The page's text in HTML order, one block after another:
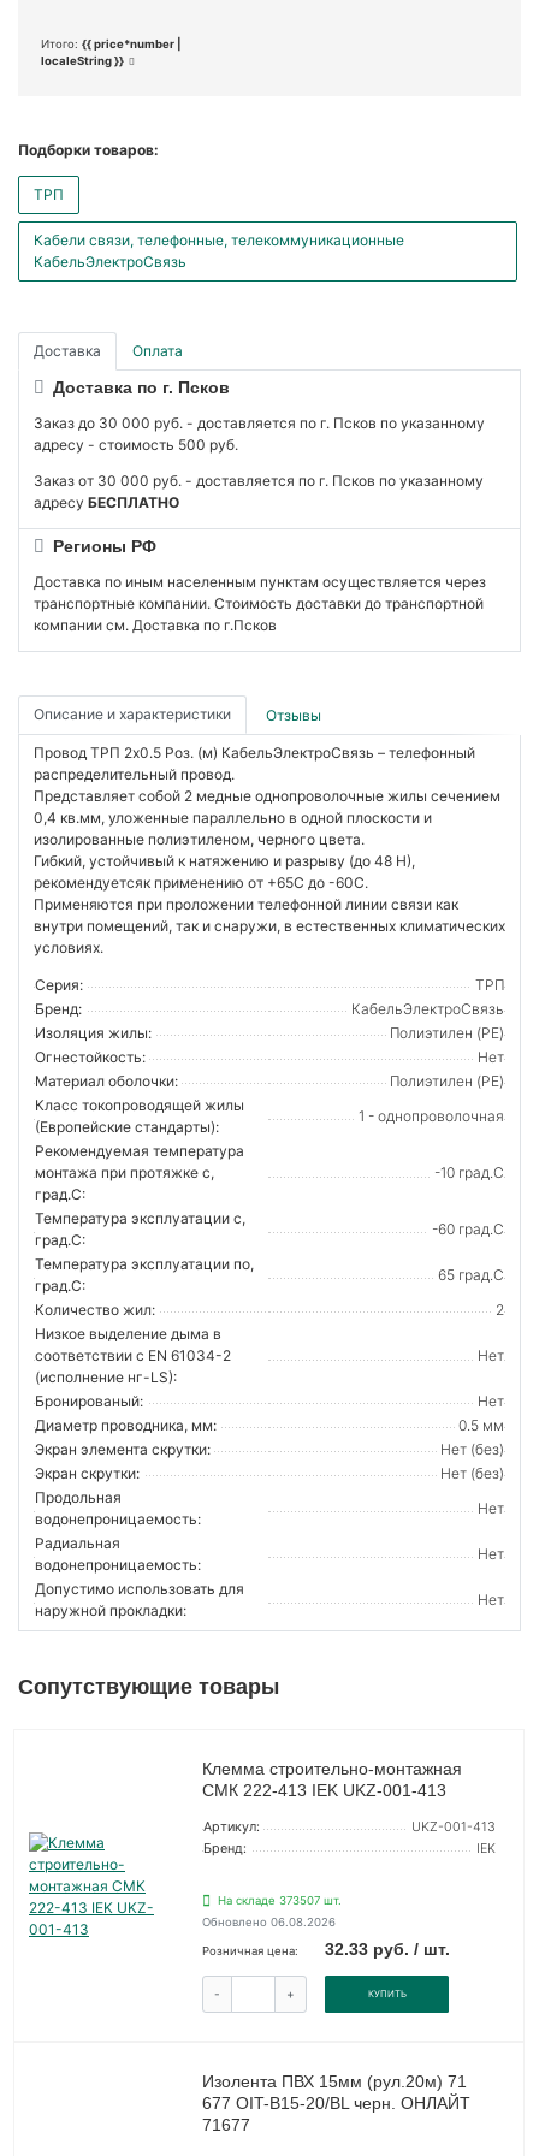
Итого: {{ price*number |
localeString }}
Подборки товаров:
ТРП
Кабели связи, телефонные, телекоммуникационные
КабельЭлектроСвязь
Доставка Оплата
Доставка по г. Псков
Заказ до 30 000 руб. - доставляется по г. Псков по указанному
адресу - стоимость 500 руб.
Заказ от 30 000 руб. - доставляется по г. Псков по указанному
адресу БЕСПЛАТНО
Регионы РФ
Доставка по иным населенным пунктам осуществляется через
транспортные компании. Стоимость доставки до транспортной
компании см. Доставка по г.Псков
Описание и характеристики Отзывы
Провод ТРП 2х0.5 Роз. (м) КабельЭлектроСвязь – телефонный
распределительный провод.
Представляет собой 2 медные однопроволочные жилы сечением
0,4 кв.мм, уложенные параллельно в одной плоскости и
изолированные полиэтиленом, черного цвета.
Гибкий, устойчивый к натяжению и разрыву (до 48 Н),
рекомендуетсяк применению от +65С до -60С.
Применяются при проложении телефонной линии связи как
внутри помещений, так и снаружи, в естественных климатических
условиях.
Серия:
ТРП
Бренд:
КабельЭлектроСвязь
Изоляция жилы:
Полиэтилен (PE)
Огнестойкость:
Нет
Материал оболочки:
Полиэтилен (PE)
Класс токопроводящей жилы
(Европейские стандарты):
1 - однопроволочная
Рекомендуемая температура
монтажа при протяжке с,
град.C:
-10 град.C
Температура эксплуатации с,
град.C:
-60 град.C
Температура эксплуатации по,
град.C:
65 град.C
Количество жил:
2
Низкое выделение дыма в
соответствии с EN 61034-2
(исполнение нг-LS):
Нет
Бронированый:
Нет
Диаметр проводника, мм:
0.5 мм
Экран элемента скрутки:
Нет (без)
Экран скрутки:
Нет (без)
Продольная
водонепроницаемость:
Нет
Радиальная
водонепроницаемость:
Нет
Допустимо использовать для
наружной прокладки:
Нет
Сопутствующие товары
Клемма строительно-монтажная
СМК 222-413 IEK UKZ-001-413
Артикул:
UKZ-001-413
Бренд:
IEK
На складе 373507 шт.
Обновлено 06.08.2026
Розничная цена: 32.33 руб. / шт.
- + КУПИТЬ
Изолента ПВХ 15мм (рул.20м) 71
677 OIT-B15-20/BL черн. ОНЛАЙТ
71677